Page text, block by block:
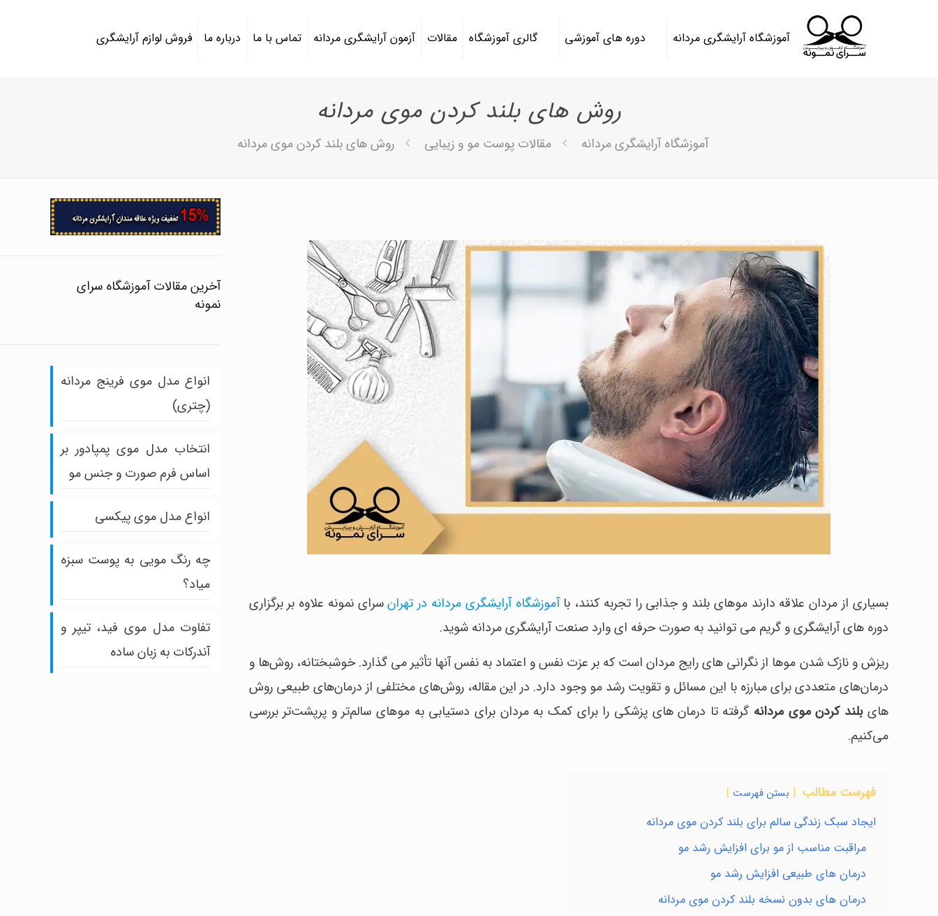
آموزشگاه آرایشگری مردانه دوره های آموزشی گالری آموزشگاه مقالات آزمون آرایشگری مردانه تماس با ما درباره ما فروش لوازم آرایشگری
روش های بلند کردن موی مردانه
آموزشگاه آرایشگری مردانه مقالات پوست مو و زیبایی روش های بلند کردن موی مردانه
بسیاری از مردان علاقه دارند موهای بلند و جذابی را تجربه کنند، باآموزشگاه آرایشگری مردانه در تهرانسرای نمونه علاوه بر برگزاری
دوره های آرایشگری و گریم می توانید به صورت حرفه ای وارد صنعت آرایشگری مردانه شوید.
ریزش و نازک شدن موها از نگرانی های رایج مردان است که بر عزت نفس و اعتماد به نفس آنها تأثیر می گذارد. خوشبختانه، روش‌ها و
درمان‌های متعددی برای مبارزه با این مسائل و تقویت رشد مو وجود دارد. در این مقاله، روش‌های مختلفی از درمان‌های طبیعی روش
های بلند کردن موی مردانه گرفته تا درمان های پزشکی را برای کمک به مردان برای دستیابی به موهای سالم‌تر و پرپشت‌تر بررسی
می‌کنیم.
فهرست مطالب بستن فهرست
ایجاد سبک زندگی سالم برای بلند کردن موی مردانه
مراقبت مناسب از مو برای افزایش رشد مو
درمان های طبیعی افزایش رشد مو
درمان های بدون نسخه بلند کردن موی مردانه
آخرین مقالات آموزشگاه سرای
نمونه
انواع مدل موی فرینج مردانه
(چتری)
انتخاب مدل موی پمپادور بر
اساس فرم صورت و جنس مو
انواع مدل موی پیکسی
چه رنگ مویی به پوست سبزه
میاد؟
تفاوت مدل موی فید، تیپر و
آندرکات به زبان ساده